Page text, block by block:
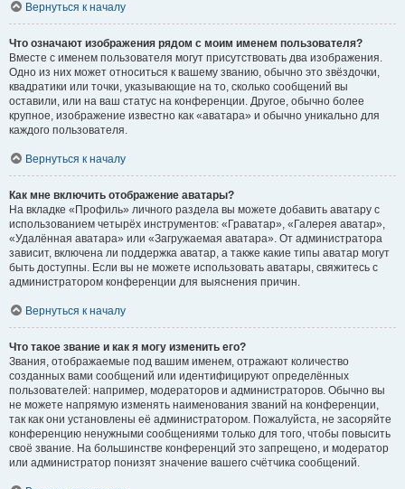
Вернуться к началу
Что означают изображения рядом с моим именем пользователя?
Вместе с именем пользователя могут присутствовать два изображения.
Одно из них может относиться к вашему званию, обычно это звёздочки,
квадратики или точки, указывающие на то, сколько сообщений вы
оставили, или на ваш статус на конференции. Другое, обычно более
крупное, изображение известно как «аватара» и обычно уникально для
каждого пользователя.
Вернуться к началу
Как мне включить отображение аватары?
На вкладке «Профиль» личного раздела вы можете добавить аватару с
использованием четырёх инструментов: «Граватар», «Галерея аватар»,
«Удалённая аватара» или «Загружаемая аватара». От администратора
зависит, включена ли поддержка аватар, а также какие типы аватар могут
быть доступны. Если вы не можете использовать аватары, свяжитесь с
администратором конференции для выяснения причин.
Вернуться к началу
Что такое звание и как я могу изменить его?
Звания, отображаемые под вашим именем, отражают количество
созданных вами сообщений или идентифицируют определённых
пользователей: например, модераторов и администраторов. Обычно вы
не можете напрямую изменять наименования званий на конференции,
так как они установлены её администратором. Пожалуйста, не засоряйте
конференцию ненужными сообщениями только для того, чтобы повысить
своё звание. На большинстве конференций это запрещено, и модератор
или администратор понизят значение вашего счётчика сообщений.